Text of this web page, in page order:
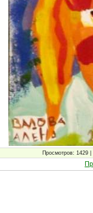
Просмотров: 1429